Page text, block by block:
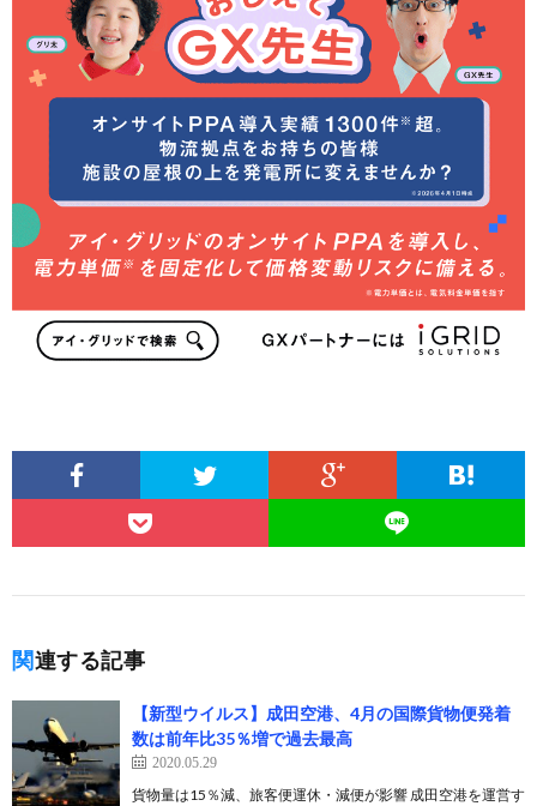
関連する記事
【新型ウイルス】成田空港、4月の国際貨物便発着
数は前年比35％増で過去最高
2020.05.29
貨物量は15％減、旅客便運休・減便が影響 成田空港を運営す